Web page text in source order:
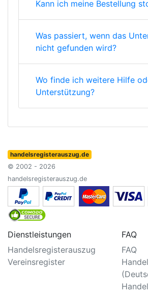
Kann ich meine Bestellung
Was passiert, wenn das
nicht gefunden wird?
Wo finde ich weitere Hilfe
Unterstützung?
handelsregisterauszug.de
© 2002 - 2026
handelsregisterauszug.de
Dienstleistungen
Handelsregisterauszug
Vereinsregister
FAQ
FAQ